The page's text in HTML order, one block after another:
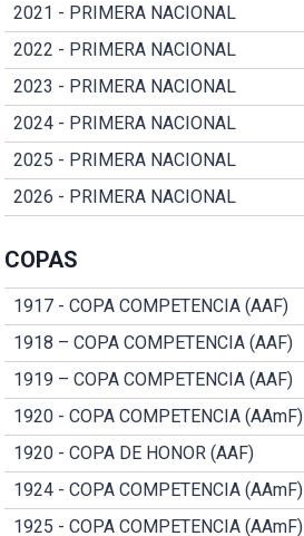
2021 - PRIMERA NACIONAL
2022 - PRIMERA NACIONAL
2023 - PRIMERA NACIONAL
2024 - PRIMERA NACIONAL
2025 - PRIMERA NACIONAL
2026 - PRIMERA NACIONAL
COPAS
1917 - COPA COMPETENCIA (AAF)
1918 – COPA COMPETENCIA (AAF)
1919 – COPA COMPETENCIA (AAF)
1920 - COPA COMPETENCIA (AAmF)
1920 - COPA DE HONOR (AAF)
1924 - COPA COMPETENCIA (AAmF)
1925 - COPA COMPETENCIA (AAmF)